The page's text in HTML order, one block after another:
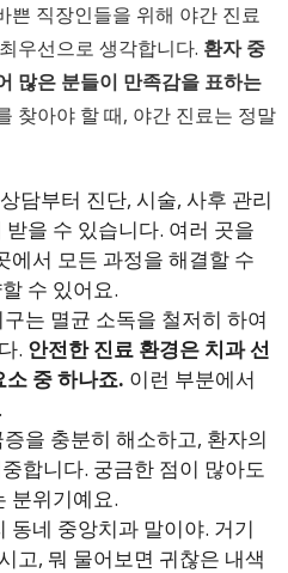
쁜 직장인들을 위해 야간 진료
우선으로 생각합니다. 환자 중
많은 분들이 만족감을 표하는
찾아야 할 때, 야간 진료는 정말
상담부터 진단, 시술, 사후 관리
을 수 있습니다. 여러 곳을
에서 모든 과정을 해결할 수
수 있어요.
는 멸균 소독을 철저히 하여
. 안전한 진료 환경은 치과 선
중 하나죠. 이런 부분에서
을 충분히 해소하고, 환자의
합니다. 궁금한 점이 많아도
분위기예요.
동네 중앙치과 말이야. 거기
고, 뭐 물어보면 귀찮은 내색